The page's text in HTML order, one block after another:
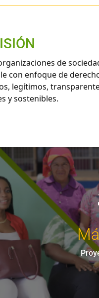
de
con enfoque de
legítimos,
y sostenibles.